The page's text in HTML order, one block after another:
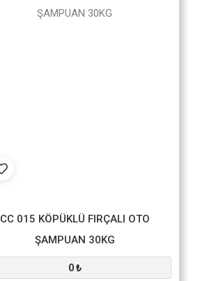
CC 015 KÖPÜKLÜ FIRÇALI OTO
ŞAMPUAN 30KG
0 ₺